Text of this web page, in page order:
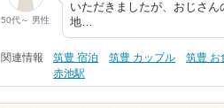
50代～ 男性
いただきましたが、おじさ
地…
関連情報 筑豊 宿泊 筑豊 カップル 筑豊 お
赤池駅